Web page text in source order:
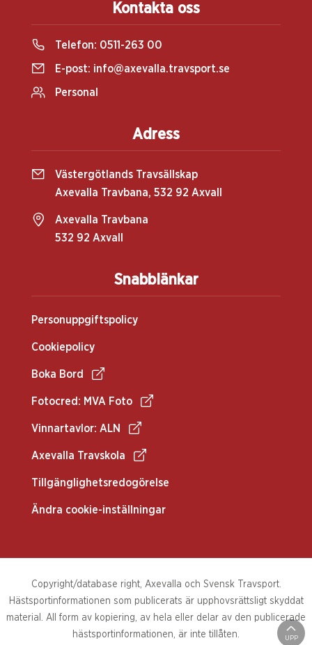
Snabblänkar
Personuppgiftspolicy
Cookiepolicy
Boka Bord
Fotocred: MVA Foto
Vinnartavlor: ALN
Axevalla Travskola
Tillgänglighetsredogörelse
Ändra cookie-inställningar
Kontakta oss
Telefon: 0511-263 00
E-post: info@axevalla.travsport.se
Personal
Adress
Västergötlands Travsällskap
Axevalla Travbana, 532 92 Axvall
Axevalla Travbana
532 92 Axvall
UPP
Copyright/database right, Axevalla och Svensk Travsport.
Hästsportinformationen som publicerats är upphovsrättsligt skyddat
material. All form av kopiering, av hela eller delar av den publicerade
hästsportinformationen, är inte tillåten.